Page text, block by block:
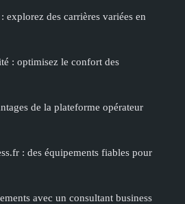
explorez des carrières variées en
: optimisez le confort des
de la plateforme opérateur
: des équipements fiables pour
avec un consultant business